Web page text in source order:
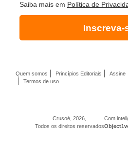
Saiba mais em Política de
Inscreva-
Crusoé, 2026,
Todos os direitos reservados
Com
Quem somos Princípios Editoriais Assine
Termos de uso